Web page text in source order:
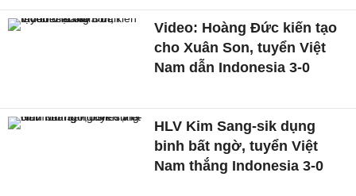
Video: Hoàng Đức kiến tạo
cho Xuân Son, tuyển Việt
Nam dẫn Indonesia 3-0
HLV Kim Sang-sik dụng
binh bất ngờ, tuyển Việt
Nam thắng Indonesia 3-0